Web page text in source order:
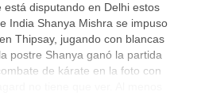
disputando en Delhi estos
India Shanya Mishra se impuso
Thipsay, jugando con blancas
postre Shanya ganó la partida
de kárate en la foto con